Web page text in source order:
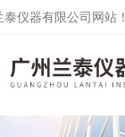
仪器有限公司网站！